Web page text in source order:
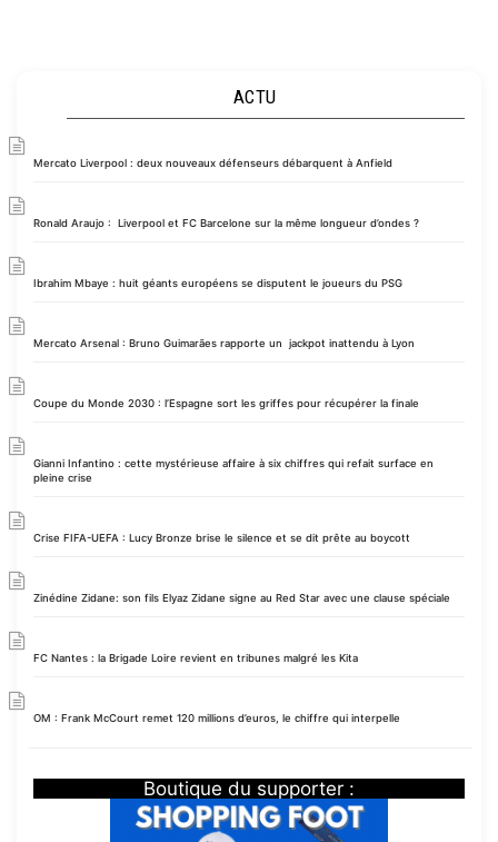
ACTU
Mercato Liverpool : deux nouveaux défenseurs débarquent à Anfield
Ronald Araujo : Liverpool et FC Barcelone sur la même longueur d’ondes ?
Ibrahim Mbaye : huit géants européens se disputent le joueurs du PSG
Mercato Arsenal : Bruno Guimarães rapporte un jackpot inattendu à Lyon
Coupe du Monde 2030 : l’Espagne sort les griffes pour récupérer la finale
Gianni Infantino : cette mystérieuse affaire à six chiffres qui refait surface en
pleine crise
Crise FIFA-UEFA : Lucy Bronze brise le silence et se dit prête au boycott
Zinédine Zidane: son fils Elyaz Zidane signe au Red Star avec une clause spéciale
FC Nantes : la Brigade Loire revient en tribunes malgré les Kita
OM : Frank McCourt remet 120 millions d’euros, le chiffre qui interpelle
Boutique du supporter :